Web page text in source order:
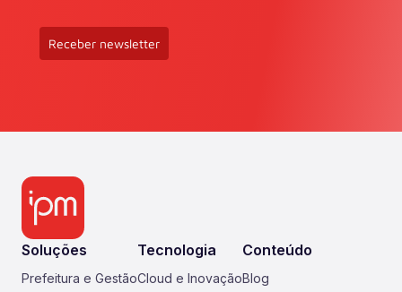
Receber newsletter
Soluções
Prefeitura e Gestão
Tecnologia
Cloud e Inovação
Conteúdo
Blog